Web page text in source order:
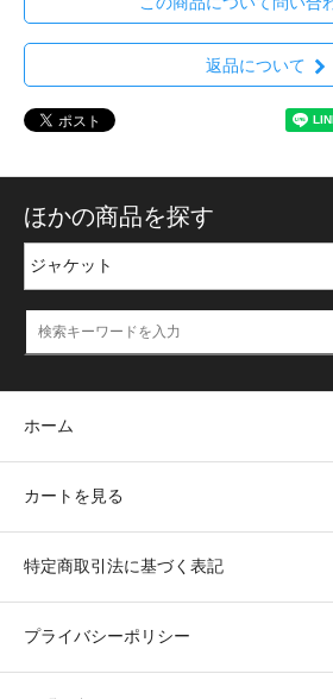
返品について
ほかの商品を探す
ホーム
カートを見る
特定商取引法に基づく表記
プライバシーポリシー